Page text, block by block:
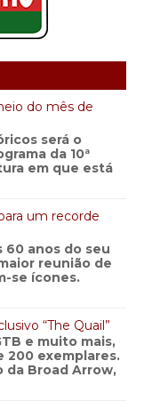
do mês de
será o
da 10ª
em que está
um recorde
60 anos do seu
reunião de
se ícones.
“The Quail”
e muito mais,
200 exemplares.
da Broad Arrow,